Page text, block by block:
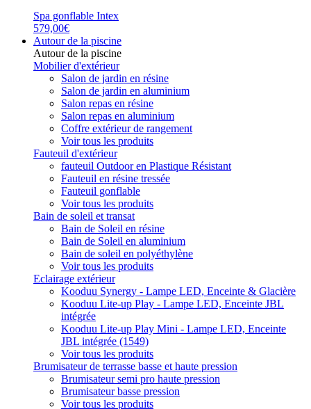
Spa gonflable Intex
579,00€
Autour de la piscine
Autour de la piscine
Mobilier d'extérieur
Salon de jardin en résine
Salon de jardin en aluminium
Salon repas en résine
Salon repas en aluminium
Coffre extérieur de rangement
Voir tous les produits
Fauteuil d'extérieur
fauteuil Outdoor en Plastique Résistant
Fauteuil en résine tressée
Fauteuil gonflable
Voir tous les produits
Bain de soleil et transat
Bain de Soleil en résine
Bain de Soleil en aluminium
Bain de soleil en polyéthylène
Voir tous les produits
Eclairage extérieur
Kooduu Synergy - Lampe LED, Enceinte & Glacière
Kooduu Lite-up Play - Lampe LED, Enceinte JBL
intégrée
Kooduu Lite-up Play Mini - Lampe LED, Enceinte
JBL intégrée (1549)
Voir tous les produits
Brumisateur de terrasse basse et haute pression
Brumisateur semi pro haute pression
Brumisateur basse pression
Voir tous les produits